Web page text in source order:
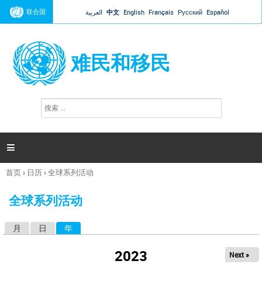
Jump to navigation
联合国 العربية 中文 English Français Русский Español
难民和移民
搜
索

你
这
首页› 日历›全球系列活动
全球系列活动
月 日 年
2023 Next »